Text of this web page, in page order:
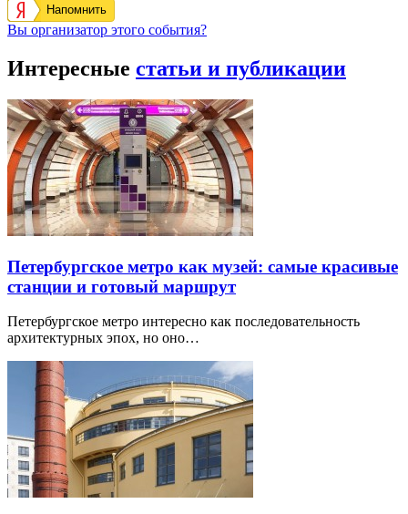
Напомнить
Вы организатор этого события?
Интересные статьи и публикации
Петербургское метро как музей: самые красивые
станции и готовый маршрут
Петербургское метро интересно как последовательность
архитектурных эпох, но оно…